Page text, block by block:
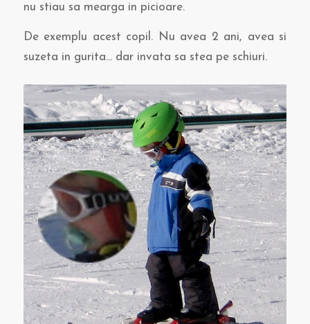
nu stiau sa mearga in picioare.
De exemplu acest copil. Nu avea 2 ani, avea si
suzeta in gurita… dar invata sa stea pe schiuri.